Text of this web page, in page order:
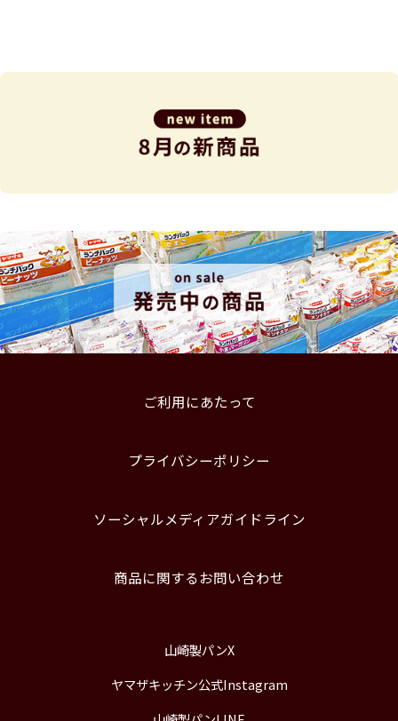
ご利用にあたって
プライバシーポリシー
ソーシャルメディアガイドライン
商品に関するお問い合わせ
山崎製パンX
ヤマザキッチン公式Instagram